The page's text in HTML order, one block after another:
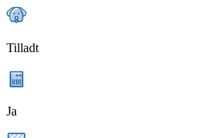
Tilladt
Ja